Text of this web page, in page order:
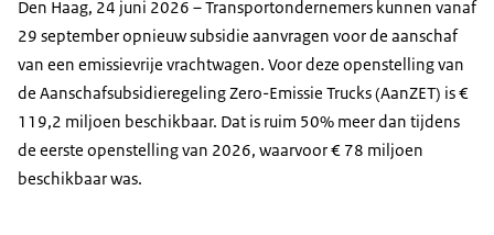
Den Haag, 24 juni 2026 – Transportondernemers kunnen vanaf
29 september opnieuw subsidie aanvragen voor de aanschaf
van een emissievrije vrachtwagen. Voor deze openstelling van
de Aanschafsubsidieregeling Zero-Emissie Trucks (AanZET) is €
119,2 miljoen beschikbaar. Dat is ruim 50% meer dan tijdens
de eerste openstelling van 2026, waarvoor € 78 miljoen
beschikbaar was.